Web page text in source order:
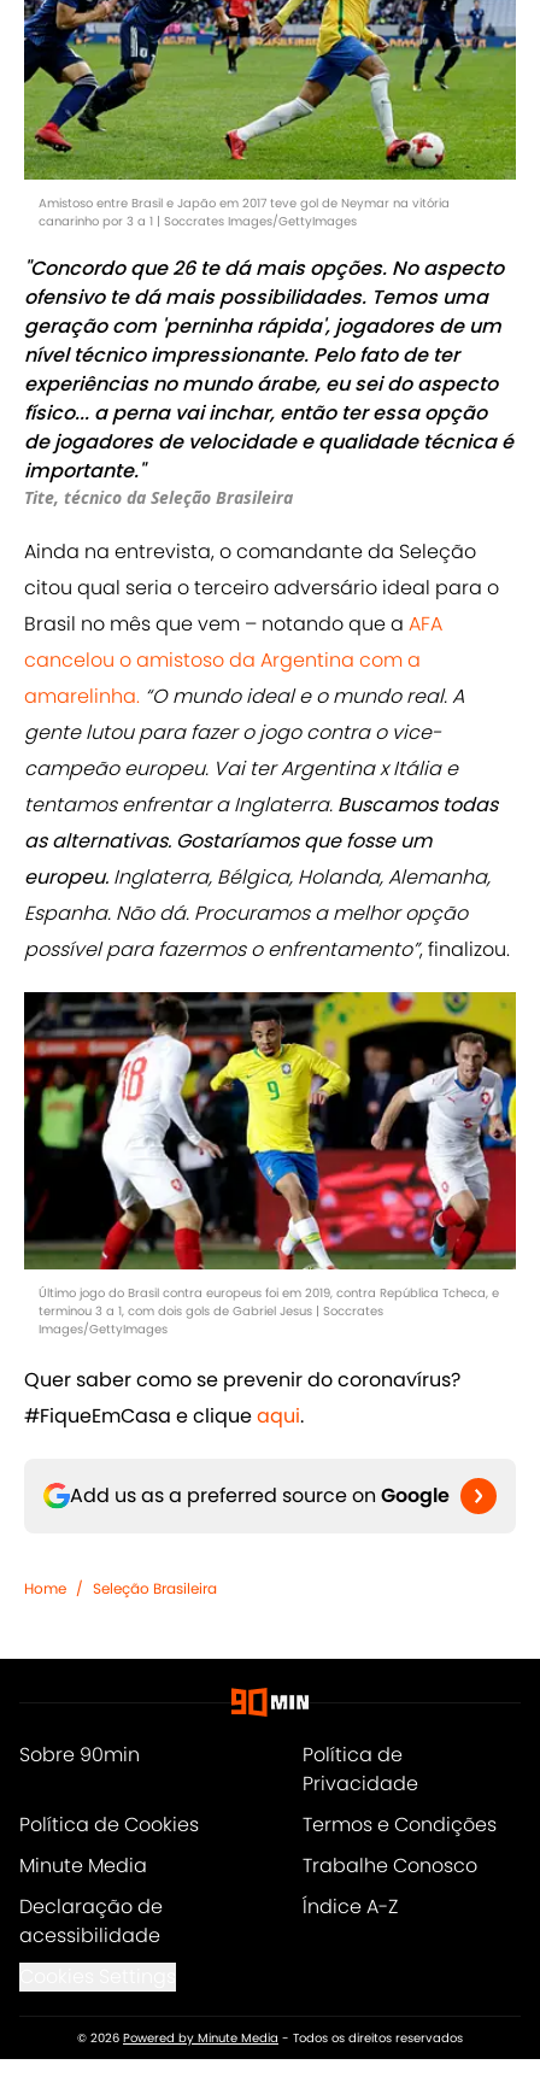
Amistoso entre Brasil e Japão em 2017 teve gol de Neymar na vitória
canarinho por 3 a 1 | Soccrates Images/GettyImages
"Concordo que 26 te dá mais opções. No aspecto
ofensivo te dá mais possibilidades. Temos uma
geração com 'perninha rápida', jogadores de um
nível técnico impressionante. Pelo fato de ter
experiências no mundo árabe, eu sei do aspecto
físico... a perna vai inchar, então ter essa opção
de jogadores de velocidade e qualidade técnica é
importante."
Tite, técnico da Seleção Brasileira
Ainda na entrevista, o comandante da Seleção
citou qual seria o terceiro adversário ideal para o
Brasil no mês que vem – notando que a AFA
cancelou o amistoso da Argentina com a
amarelinha. “O mundo ideal e o mundo real. A
gente lutou para fazer o jogo contra o vice-
campeão europeu. Vai ter Argentina x Itália e
tentamos enfrentar a Inglaterra. Buscamos todas
as alternativas. Gostaríamos que fosse um
europeu. Inglaterra, Bélgica, Holanda, Alemanha,
Espanha. Não dá. Procuramos a melhor opção
possível para fazermos o enfrentamento”, finalizou.
Último jogo do Brasil contra europeus foi em 2019, contra República Tcheca, e
terminou 3 a 1, com dois gols de Gabriel Jesus | Soccrates
Images/GettyImages
Quer saber como se prevenir do coronavírus?
#FiqueEmCasa e clique ​aqui.
Add us as a preferred source on Google
Home / Seleção Brasileira
Sobre 90min
Política de
Privacidade
Política de Cookies
Termos e Condições
Minute Media
Trabalhe Conosco
Declaração de
acessibilidade
Índice A-Z
© 2026 Powered by Minute Media - Todos os direitos reservados